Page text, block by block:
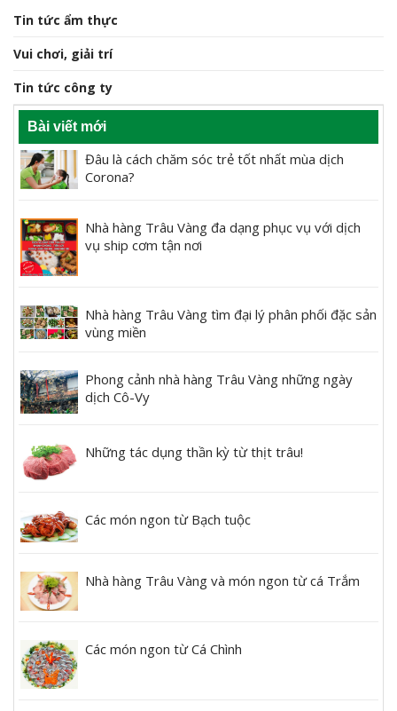
Tin tức ẩm thực
Vui chơi, giải trí
Tin tức công ty
Bài viết mới
Đâu là cách chăm sóc trẻ tốt nhất mùa dịch
Corona?
Nhà hàng Trâu Vàng đa dạng phục vụ với dịch
vụ ship cơm tận nơi
Nhà hàng Trâu Vàng tìm đại lý phân phối đặc sản
vùng miền
Phong cảnh nhà hàng Trâu Vàng những ngày
dịch Cô-Vy
Những tác dụng thần kỳ từ thịt trâu!
Các món ngon từ Bạch tuộc
Nhà hàng Trâu Vàng và món ngon từ cá Trắm
Các món ngon từ Cá Chình